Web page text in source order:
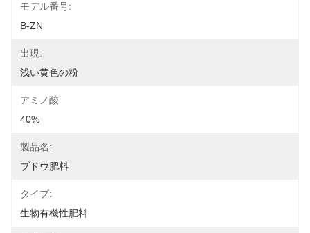
モデル番号:
B-ZN
出現:
浅い黄色の粉
アミノ酸:
40%
製品名:
ブドウ肥料
タイプ:
生物有機性肥料